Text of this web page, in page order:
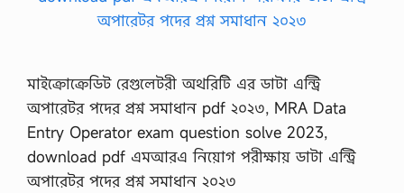
মাইক্রোক্রেডিট রেগুলেটরী অথরিটি এর ডাটা এন্ট্রি
অপারেটর পদের প্রশ্ন সমাধান pdf ২০২৩, MRA Data
Entry Operator exam question solve 2023,
download pdf এমআরএ নিয়োগ পরীক্ষায় ডাটা এন্ট্রি
অপারেটর পদের প্রশ্ন সমাধান ২০২৩